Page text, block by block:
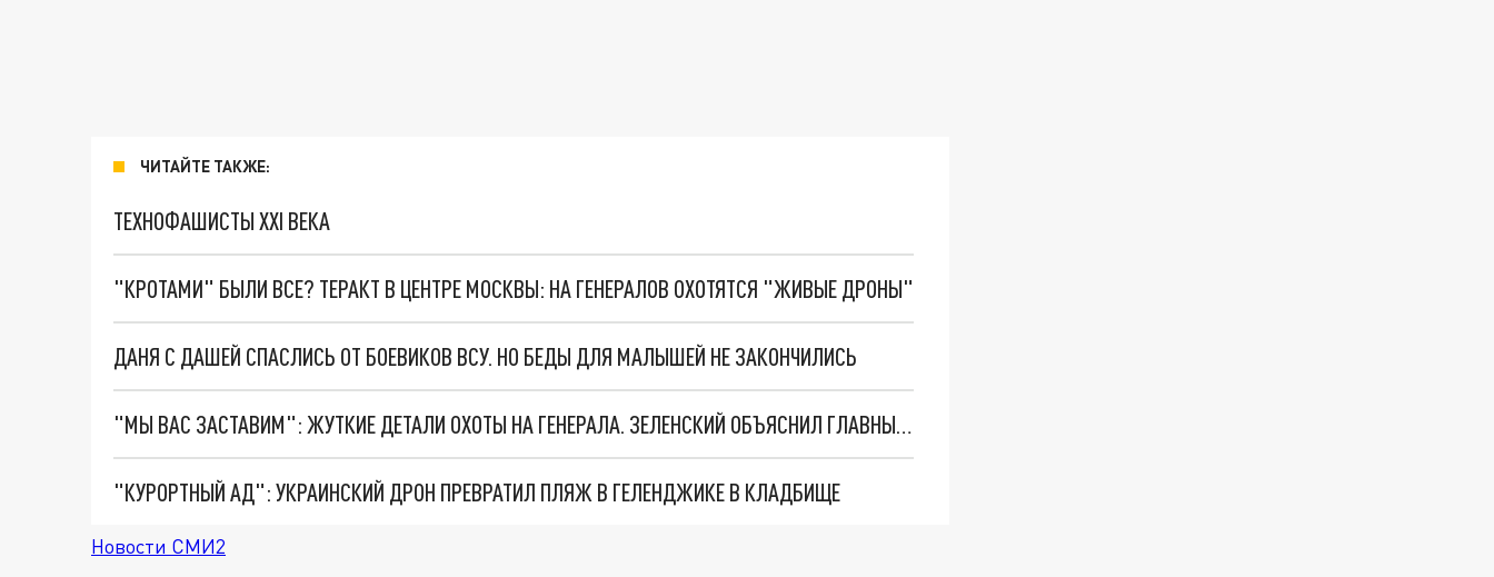
ЧИТАЙТЕ ТАКЖЕ:
ТЕХНОФАШИСТЫ XXI ВЕКА
"КРОТАМИ" БЫЛИ ВСЕ? ТЕРАКТ В ЦЕНТРЕ МОСКВЫ: НА ГЕНЕРАЛОВ ОХОТЯТСЯ "ЖИВЫЕ ДРОНЫ"
ДАНЯ С ДАШЕЙ СПАСЛИСЬ ОТ БОЕВИКОВ ВСУ. НО БЕДЫ ДЛЯ МАЛЫШЕЙ НЕ ЗАКОНЧИЛИСЬ
"МЫ ВАС ЗАСТАВИМ": ЖУТКИЕ ДЕТАЛИ ОХОТЫ НА ГЕНЕРАЛА. ЗЕЛЕНСКИЙ ОБЪЯСНИЛ ГЛАВНЫЙ СМЫСЛ ТЕРАКТА В ЦЕНТРЕ МОСКВЫ
"КУРОРТНЫЙ АД": УКРАИНСКИЙ ДРОН ПРЕВРАТИЛ ПЛЯЖ В ГЕЛЕНДЖИКЕ В КЛАДБИЩЕ
Новости СМИ2